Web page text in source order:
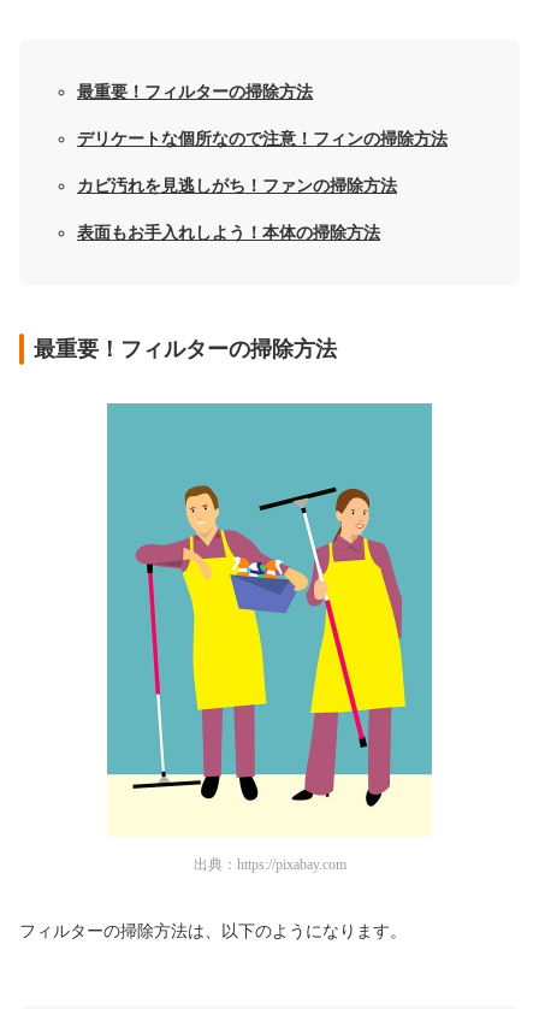
最重要！フィルターの掃除方法
デリケートな個所なので注意！フィンの掃除方法
カビ汚れを見逃しがち！ファンの掃除方法
表面もお手入れしよう！本体の掃除方法
最重要！フィルターの掃除方法
出典： https://pixabay.com
フィルターの掃除方法は、以下のようになります。